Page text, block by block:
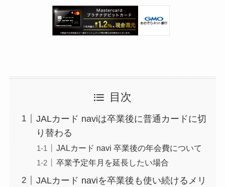
目次
JALカード naviは卒業後に普通カードに切
り替わる
JALカード navi 卒業後の年会費について
卒業予定年月を延長したい場合
JALカード naviを卒業後も使い続けるメリ